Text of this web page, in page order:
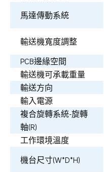
馬達傳動系統
輸送機寬度調整
PCB邊緣空間
輸送機可承載重量
輸送方向
輸入電源
複合旋轉系統-旋轉
軸(R)
工作環境溫度
機台尺寸(W*D*H)